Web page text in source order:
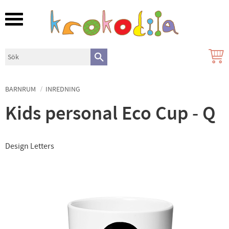
Meny
BARNRUM INREDNING
Kids personal Eco Cup - Q
Design Letters